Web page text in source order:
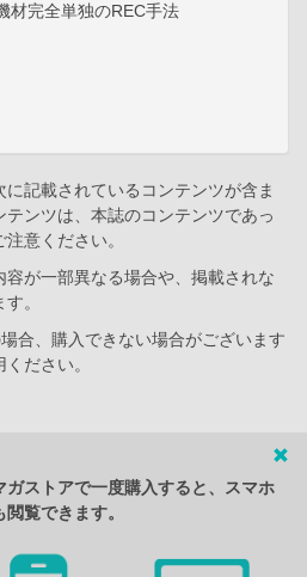
完全単独のREC手法
記載されているコンテンツが含ま
ンツは、本誌のコンテンツであっ
意ください。
が一部異なる場合や、掲載されな
。
合、購入できない場合がございます
ださい。
ストアで一度購入すると、スマホ
覧できます。